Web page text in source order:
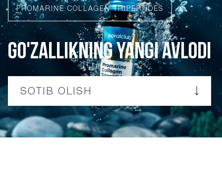
PROMARINE COLLAGEN TRIPEPTIDES
GO'ZALLIKNING YANGI AVLODI
SOTIB OLISH